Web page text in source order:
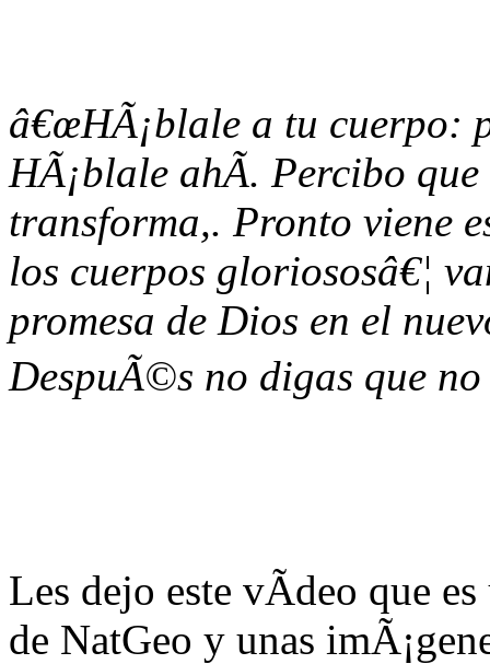
â€œHÃ¡blale a tu cuerpo:
HÃ¡blale ahÃ­. Percibo
transforma,. Pronto viene
los cuerpos gloriososâ€¦
promesa de Dios en el
DespuÃ©s no digas que no
Les dejo este vÃ­deo que
de NatGeo y unas